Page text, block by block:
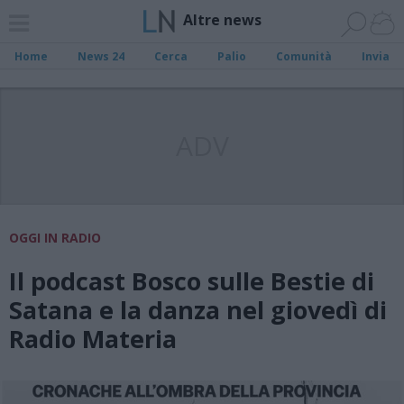
Altre news
Home News 24 Cerca Palio Comunità Invia
OGGI IN RADIO
Il podcast Bosco sulle Bestie di
Satana e la danza nel giovedì di
Radio Materia